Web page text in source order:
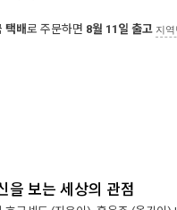
택배로 주문하면 8월 11일 출고 지역
을 보는 세상의 관점